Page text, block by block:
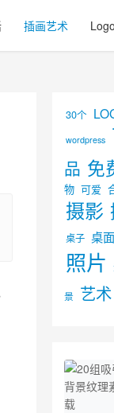
插画艺术
30个
wordpress
品 免
物 可爱
摄影
桌子 桌
照片
景 艺术